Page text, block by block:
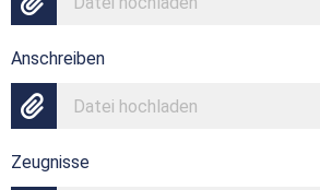
Anschreiben
Datei hochladen
Zeugnisse